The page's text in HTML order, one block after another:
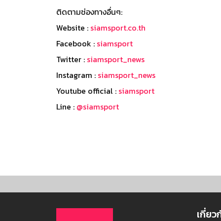
ติดตามช่องทางอื่นๆ:
Website : siamsport.co.th
Facebook : siamsport
Twitter : siamsport_news
Instagram : siamsport_news
Youtube official : siamsport
Line : @siamsport
เกี่ยว